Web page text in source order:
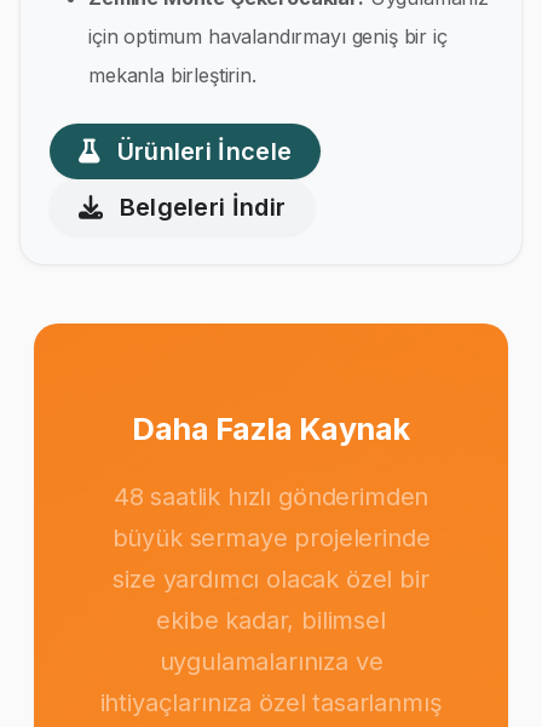
için optimum havalandırmayı geniş bir iç
mekanla birleştirin.
Ürünleri İncele
Belgeleri İndir
Daha Fazla Kaynak
48 saatlik hızlı gönderimden
büyük sermaye projelerinde
size yardımcı olacak özel bir
ekibe kadar, bilimsel
uygulamalarınıza ve
ihtiyaçlarınıza özel tasarlanmış